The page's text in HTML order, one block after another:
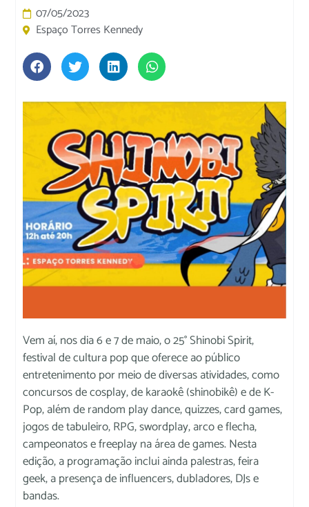
07/05/2023
Espaço Torres Kennedy
Vem aí, nos dia 6 e 7 de maio, o 25° Shinobi Spirit,
festival de cultura pop que oferece ao público
entretenimento por meio de diversas atividades, como
concursos de cosplay, de karaokê (shinobikê) e de K-
Pop, além de random play dance, quizzes, card games,
jogos de tabuleiro, RPG, swordplay, arco e flecha,
campeonatos e freeplay na área de games. Nesta
edição, a programação inclui ainda palestras, feira
geek, a presença de influencers, dubladores, DJs e
bandas.